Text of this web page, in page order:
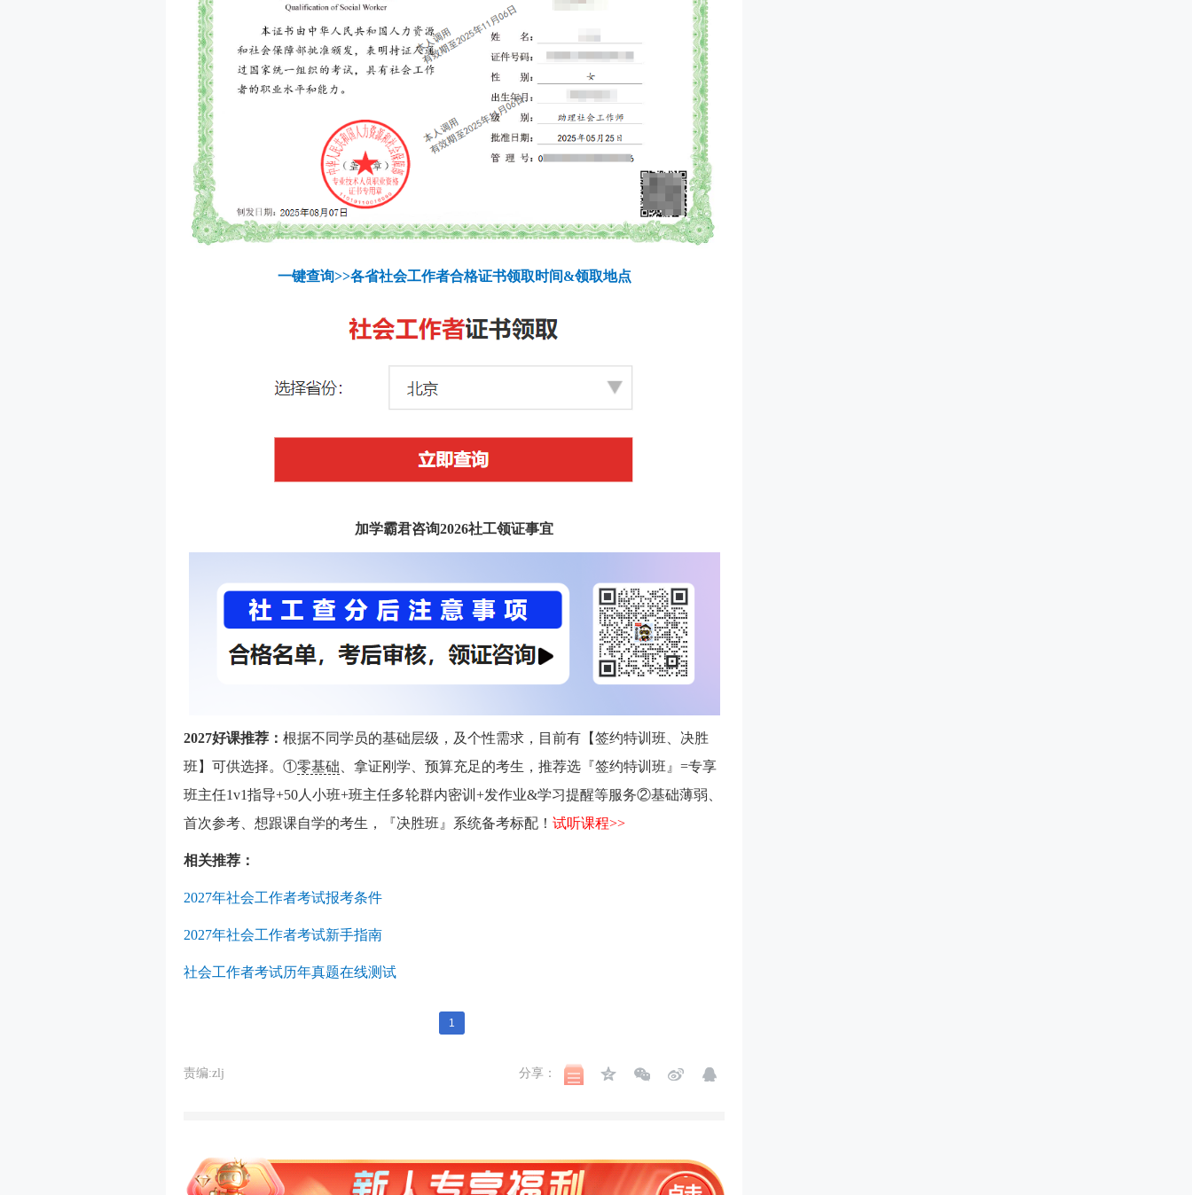
一键查询>>各省社会工作者合格证书领取时间&领取地点
加学霸君咨询2026社工领证事宜
2027好课推荐： 根据不同学员的基础层级，及个性需求，目前有【签约特训班、决胜
班】可供选择。①零基础 、拿证刚学、预算充足的考生，推荐选『签约特训班』=专享
班主任1v1指导+50人小班+班主任多轮群内密训+发作业&学习提醒等服务②基础薄弱、
首次参考、想跟课自学的考生，『决胜班』系统备考标配！ 试听课程>>
相关推荐：
2027年社会工作者考试报考条件
2027年社会工作者考试新手指南
社会工作者考试历年真题在线测试
1
责编:zlj 分享：